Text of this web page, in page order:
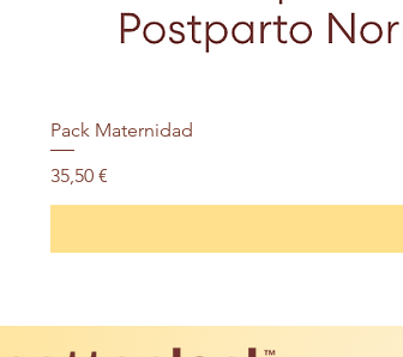
Pack Maternidad
Precio
35,50 €